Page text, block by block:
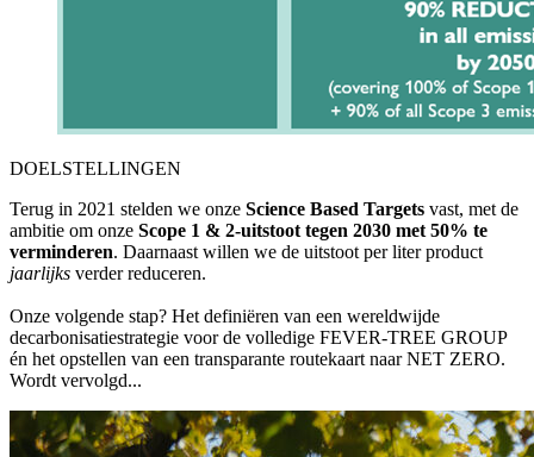
DOELSTELLINGEN
Terug in 2021 stelden we onze Science Based Targets vast, met de
ambitie om onze Scope 1 & 2-uitstoot tegen 2030 met 50% te
verminderen. Daarnaast willen we de uitstoot per liter product
jaarlijks verder reduceren.
Onze volgende stap? Het definiëren van een wereldwijde
decarbonisatiestrategie voor de volledige FEVER-TREE GROUP
én het opstellen van een transparante routekaart naar NET ZERO.
Wordt vervolgd...